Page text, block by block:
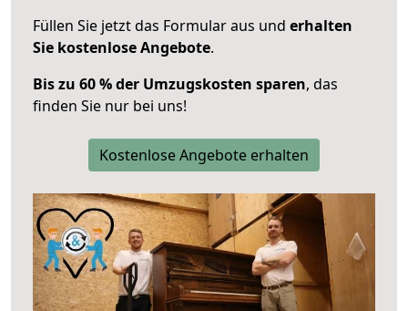
Füllen Sie jetzt das Formular aus und erhalten
Sie kostenlose Angebote.
Bis zu 60 % der Umzugskosten sparen, das
finden Sie nur bei uns!
Kostenlose Angebote erhalten